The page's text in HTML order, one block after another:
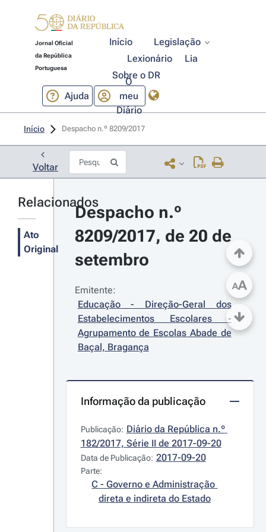
Jornal Oficial
da República
Portuguesa
Início
Legislação
Lexionário
Lia
Sobre o DR
Ajuda
O
meu
Diário
Início Despacho n.º 8209/2017
Voltar
Relacionados
Ato
Original
Despacho n.º
8209/2017, de 20 de
setembro
Emitente:
Educação - Direção-Geral dos
Estabelecimentos Escolares -
Agrupamento de Escolas Abade de
Baçal, Bragança
Informação da publicação
Publicação: Diário da República n.º
182/2017, Série II de 2017-09-20
Data de Publicação: 2017-09-20
Parte:
C - Governo e Administração
direta e indireta do Estado
AA